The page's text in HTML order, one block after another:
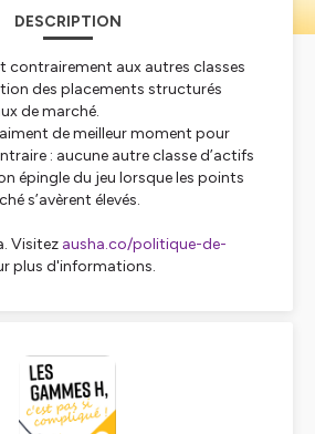
DESCRIPTION
contrairement aux autres classes
des placements structurés
de marché.
de meilleur moment pour
: aucune autre classe d’actifs
épingle du jeu lorsque les points
s’avèrent élevés.
Visitez ausha.co/politique-de-
plus d'informations.